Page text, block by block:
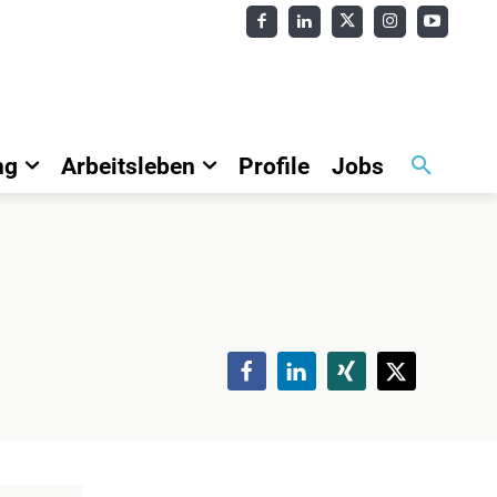
Arbeitsleben Profile Jobs